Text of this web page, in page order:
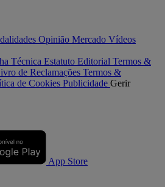
Opinião Mercado Vídeos
Técnica Estatuto Editorial Termos &
de Reclamações Termos &
de Cookies Publicidade Gerir
App Store